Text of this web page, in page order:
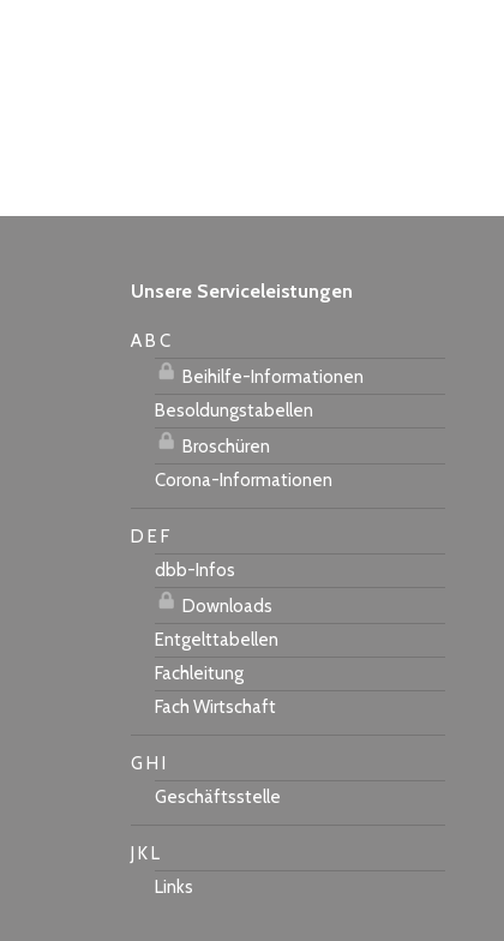
Unsere Serviceleistungen
A B C
Beihilfe-Informationen
Besoldungstabellen
Broschüren
Corona-Informationen
D E F
dbb-Infos
Downloads
Entgelttabellen
Fachleitung
Fach Wirtschaft
G H I
Geschäftsstelle
J K L
Links